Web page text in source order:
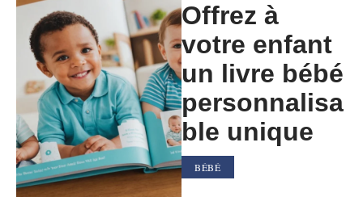
Offrez à
votre enfant
un livre bébé
personnalisa
ble unique
BÉBÉ